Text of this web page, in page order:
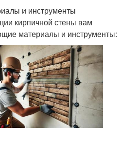
и инструменты
кирпичной стены вам
материалы и инструменты: